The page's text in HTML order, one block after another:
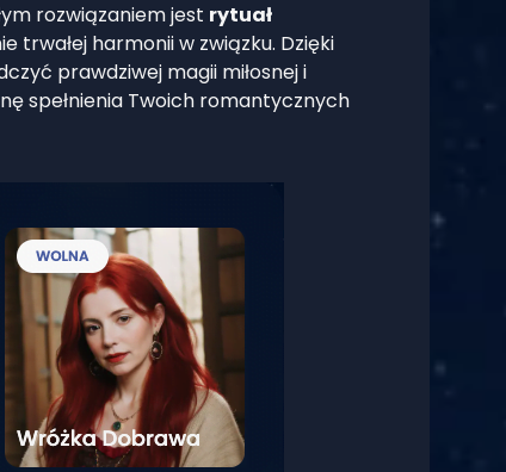
rozwiązaniem jest rytuał
trwałej harmonii w związku. Dzięki
prawdziwej magii miłosnej i
spełnienia Twoich romantycznych